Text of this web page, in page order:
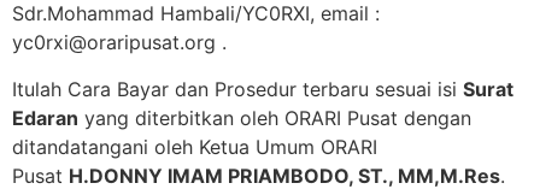
Sdr.Mohammad Hambali/YC0RXI, email :
yc0rxi@oraripusat.org .
Itulah Cara Bayar dan Prosedur terbaru sesuai isi Surat
Edaran yang diterbitkan oleh ORARI Pusat dengan
ditandatangani oleh Ketua Umum ORARI
Pusat H.DONNY IMAM PRIAMBODO, ST., MM,M.Res.